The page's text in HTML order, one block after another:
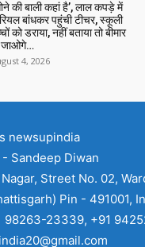
की बाली कहां है’, लाल कपड़े में
बांधकर पहुंची टीचर, स्कूली
को डराया, नहीं बताया तो बीमार
जाओगे…
4, 2026
newsupindia
Sandeep Diwan
Street No. 02,
Pin - 491001,
98263-23339, +91